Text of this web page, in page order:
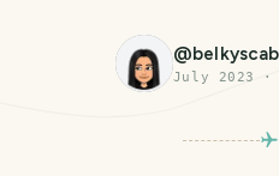
@
July 2023 ·